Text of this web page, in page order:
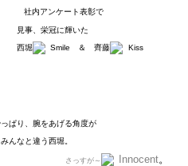
社内アンケート表彰で
事、栄冠に輝いた
堀 ＆ 齊藤
ぱり、腕をあげる角度が
んなと違う西堀。
さっすが～ 。